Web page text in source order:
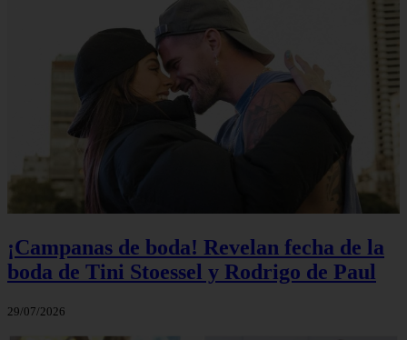
¡Campanas de boda! Revelan fecha de la
boda de Tini Stoessel y Rodrigo de Paul
29/07/2026